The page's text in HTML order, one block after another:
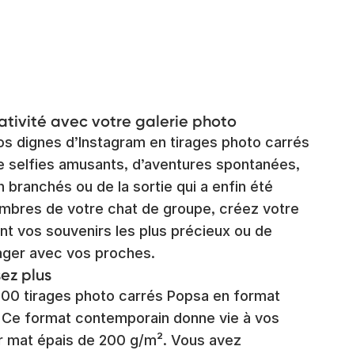
avec votre galerie photo
dignes d’Instagram en tirages photo carrés
selfies amusants, d’aventures spontanées,
branchés ou de la sortie qui a enfin été
de votre chat de groupe, créez votre
vos souvenirs les plus précieux ou de
avec vos proches.
plus
tirages photo carrés Popsa en format
format contemporain donne vie à vos
mat épais de 200 g/m². Vous avez